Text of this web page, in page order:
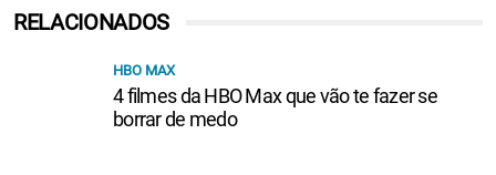
RELACIONADOS
HBO MAX
4 filmes da HBO Max que vão te fazer se
borrar de medo